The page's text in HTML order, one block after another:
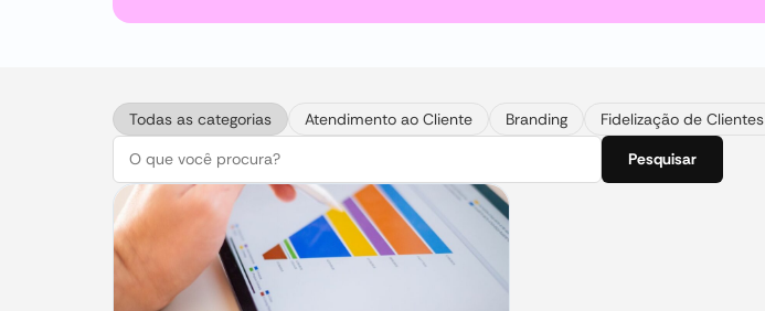
Todas as categorias Atendimento ao Cliente Branding Fidelização de Clientes
Pesquisar